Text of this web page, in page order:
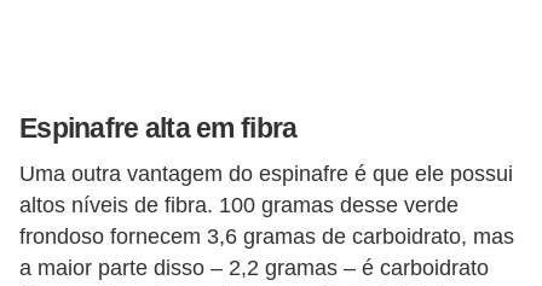
Espinafre alta em fibra
Uma outra vantagem do espinafre é que ele possui
altos níveis de fibra. 100 gramas desse verde
frondoso fornecem 3,6 gramas de carboidrato, mas
a maior parte disso – 2,2 gramas – é carboidrato